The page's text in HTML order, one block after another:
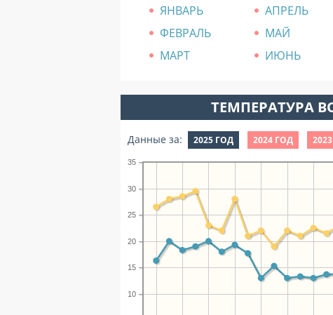
ЯНВАРЬ АПРЕЛЬ
ФЕВРАЛЬ
МАЙ
МАРТ
ИЮНЬ
ТЕМПЕРАТУРА
Данные за: 2025 ГОД 2024 ГОД
10
15
20
25
30
35